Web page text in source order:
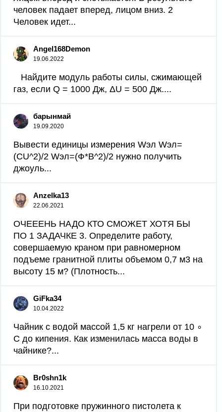
человек падает вперед, лицом вниз. 2
Человек идет...
Angel168Demon
19.06.2022
Найдите модуль работы силы, сжимающей
газ, если Q = 1000 Дж, ΔU = 500 Дж.​...
барынмай
19.09.2020
Вывести единицы измерения Wэл Wэл=
(CU^2)/2 Wэл=(Ф*В^2)/2 нужно получить
джоуль...
Anzelka13
22.06.2021
ОЧЕЕЕНЬ НАДО КТО СМОЖЕТ ХОТЯ БЫ
ПО 1 ЗАДАЧКЕ 3. Определите работу,
совершаемую краном при равномерном
подъеме гранитной плиты объемом 0,7 м3 на
высоту 15 м? (Плотность...
GiFka34
10.04.2022
Чайник с водой массой 1,5 кг нагрели от 10 ∘
С до кипения. Как изменилась масса воды в
чайнике?...
Br0shn1k
16.10.2021
При подготовке пружинного пистолета к